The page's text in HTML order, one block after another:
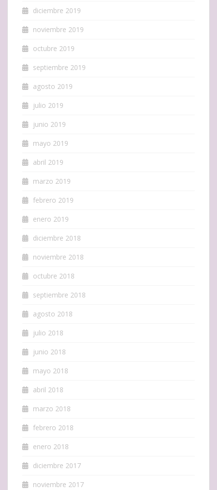
diciembre 2019
noviembre 2019
octubre 2019
septiembre 2019
agosto 2019
julio 2019
junio 2019
mayo 2019
abril 2019
marzo 2019
febrero 2019
enero 2019
diciembre 2018
noviembre 2018
octubre 2018
septiembre 2018
agosto 2018
julio 2018
junio 2018
mayo 2018
abril 2018
marzo 2018
febrero 2018
enero 2018
diciembre 2017
noviembre 2017